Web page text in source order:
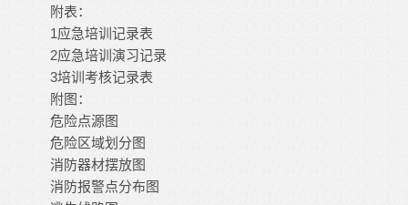
附表：
1应急培训记录表
2应急培训演习记录
3培训考核记录表
附图：
危险点源图
危险区域划分图
消防器材摆放图
消防报警点分布图